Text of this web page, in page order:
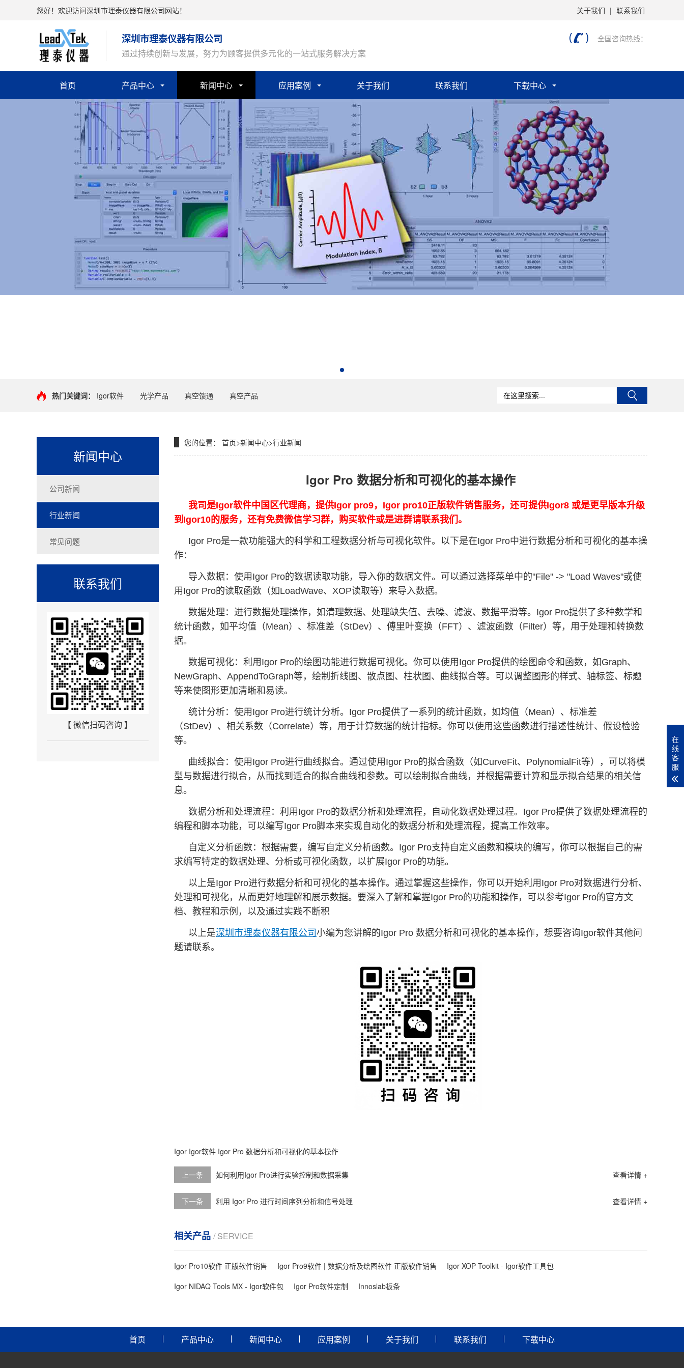
您好！欢迎访问深圳市理泰仪器有限公司网站！ 关于我们 | 联系我们
深圳市理泰仪器有限公司
通过持续创新与发展，努力为顾客提供多元化的一站式服务解决方案
全国咨询热线：
首页 产品中心 新闻中心 应用案例 关于我们 联系我们 下载中心
热门关键词：
Igor软件 光学产品 真空馈通 真空产品
新闻中心
公司新闻
行业新闻
常见问题
联系我们
【 微信扫码咨询 】
您的位置： 首页>新闻中心>行业新闻
Igor Pro 数据分析和可视化的基本操作
我司是Igor软件中国区代理商，提供Igor pro9，Igor pro10正版软件销售服务，还可提供Igor8 或是更早版本升级
到Igor10的服务，还有免费微信学习群，购买软件或是进群请联系我们。
Igor Pro是一款功能强大的科学和工程数据分析与可视化软件。以下是在Igor Pro中进行数据分析和可视化的基本操
作：
导入数据：使用Igor Pro的数据读取功能，导入你的数据文件。可以通过选择菜单中的"File" -> "Load Waves"或使
用Igor Pro的读取函数（如LoadWave、XOP读取等）来导入数据。
数据处理：进行数据处理操作，如清理数据、处理缺失值、去噪、滤波、数据平滑等。Igor Pro提供了多种数学和
统计函数，如平均值（Mean）、标准差（StDev）、傅里叶变换（FFT）、滤波函数（Filter）等，用于处理和转换数
据。
数据可视化：利用Igor Pro的绘图功能进行数据可视化。你可以使用Igor Pro提供的绘图命令和函数，如Graph、
NewGraph、AppendToGraph等，绘制折线图、散点图、柱状图、曲线拟合等。可以调整图形的样式、轴标签、标题
等来使图形更加清晰和易读。
统计分析：使用Igor Pro进行统计分析。Igor Pro提供了一系列的统计函数，如均值（Mean）、标准差
（StDev）、相关系数（Correlate）等，用于计算数据的统计指标。你可以使用这些函数进行描述性统计、假设检验
等。
曲线拟合：使用Igor Pro进行曲线拟合。通过使用Igor Pro的拟合函数（如CurveFit、PolynomialFit等），可以将模
型与数据进行拟合，从而找到适合的拟合曲线和参数。可以绘制拟合曲线，并根据需要计算和显示拟合结果的相关信
息。
数据分析和处理流程：利用Igor Pro的数据分析和处理流程，自动化数据处理过程。Igor Pro提供了数据处理流程的
编程和脚本功能，可以编写Igor Pro脚本来实现自动化的数据分析和处理流程，提高工作效率。
自定义分析函数：根据需要，编写自定义分析函数。Igor Pro支持自定义函数和模块的编写，你可以根据自己的需
求编写特定的数据处理、分析或可视化函数，以扩展Igor Pro的功能。
以上是Igor Pro进行数据分析和可视化的基本操作。通过掌握这些操作，你可以开始利用Igor Pro对数据进行分析、
处理和可视化，从而更好地理解和展示数据。要深入了解和掌握Igor Pro的功能和操作，可以参考Igor Pro的官方文
档、教程和示例，以及通过实践不断积
以上是深圳市理泰仪器有限公司 小编为您讲解的Igor Pro 数据分析和可视化的基本操作，想要咨询Igor软件其他问
题请联系。
Igor Igor软件 Igor Pro 数据分析和可视化的基本操作
上一条 查看详情 +
如何利用Igor Pro进行实验控制和数据采集
下一条 查看详情 +
利用 Igor Pro 进行时间序列分析和信号处理
相关产品 / SERVICE
Igor Pro10软件 正版软件销售 Igor Pro9软件 | 数据分析及绘图软件 正版软件销售
Igor XOP Toolkit - Igor软件工具包
Igor NIDAQ Tools MX - Igor软件包
Igor Pro软件定制 Innoslab板条
首页 产品中心 新闻中心 应用案例 关于我们 联系我们 下载中心
在
线
客
服